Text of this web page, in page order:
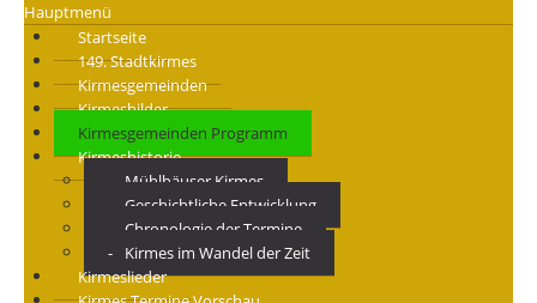
Hauptmenü
Startseite
149. Stadtkirmes
Kirmesgemeinden
Kirmesbilder
Kirmesgemeinden Programm
Kirmeshistorie
Mühlhäuser Kirmes
Geschichtliche Entwicklung
Chronologie der Termine
Kirmes im Wandel der Zeit
Kirmeslieder